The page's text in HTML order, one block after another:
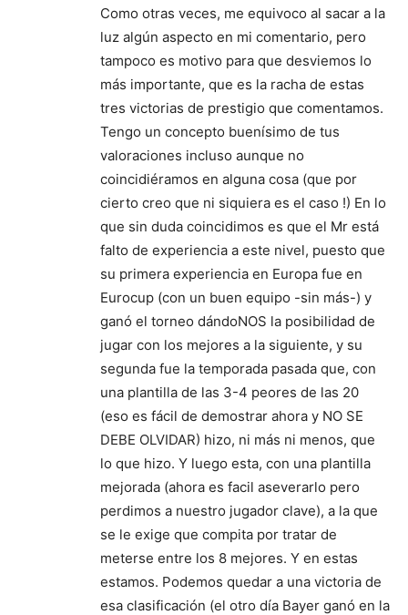
Como otras veces, me equivoco al sacar a la
luz algún aspecto en mi comentario, pero
tampoco es motivo para que desviemos lo
más importante, que es la racha de estas
tres victorias de prestigio que comentamos.
Tengo un concepto buenísimo de tus
valoraciones incluso aunque no
coincidiéramos en alguna cosa (que por
cierto creo que ni siquiera es el caso !) En lo
que sin duda coincidimos es que el Mr está
falto de experiencia a este nivel, puesto que
su primera experiencia en Europa fue en
Eurocup (con un buen equipo -sin más-) y
ganó el torneo dándoNOS la posibilidad de
jugar con los mejores a la siguiente, y su
segunda fue la temporada pasada que, con
una plantilla de las 3-4 peores de las 20
(eso es fácil de demostrar ahora y NO SE
DEBE OLVIDAR) hizo, ni más ni menos, que
lo que hizo. Y luego esta, con una plantilla
mejorada (ahora es facil aseverarlo pero
perdimos a nuestro jugador clave), a la que
se le exige que compita por tratar de
meterse entre los 8 mejores. Y en estas
estamos. Podemos quedar a una victoria de
esa clasificación (el otro día Bayer ganó en la